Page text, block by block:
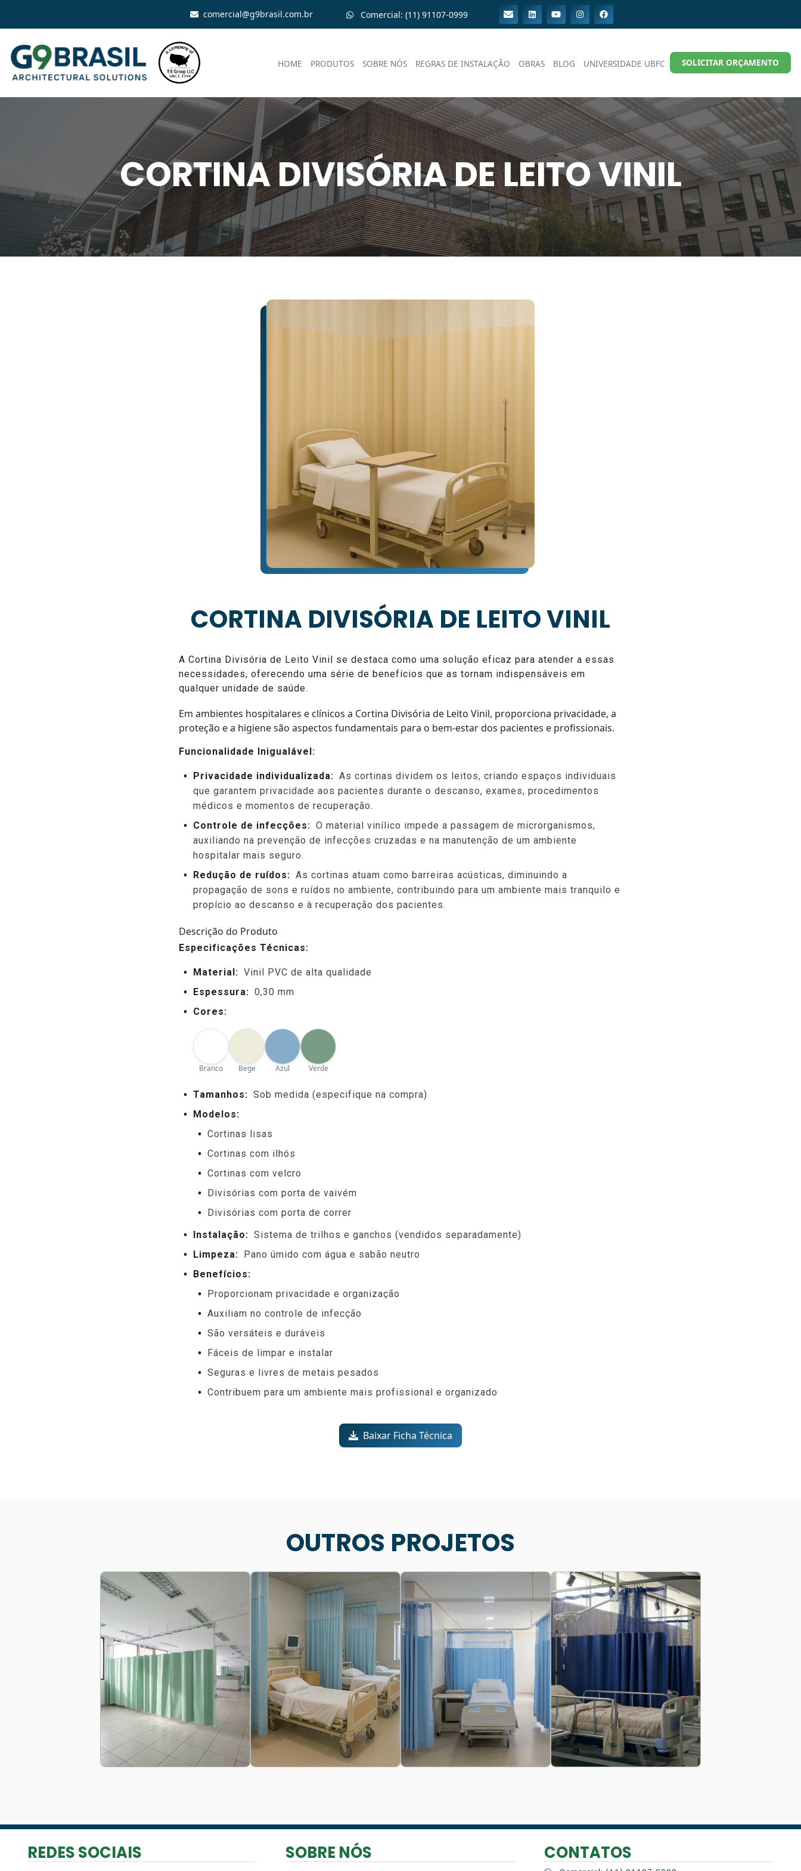
comercial@g9brasil.com.br Comercial: (11) 91107-0999
HOME PRODUTOS SOBRE NÓS REGRAS DE INSTALAÇÃO OBRAS BLOG UNIVERSIDADE UBFC SOLICITAR ORÇAMENTO
CORTINA DIVISÓRIA DE LEITO VINIL
CORTINA DIVISÓRIA DE LEITO VINIL
A Cortina Divisória de Leito Vinil se destaca como uma solução eficaz para atender a essas
necessidades, oferecendo uma série de benefícios que as tornam indispensáveis em
qualquer unidade de saúde.
Em ambientes hospitalares e clínicos a Cortina Divisória de Leito Vinil, proporciona privacidade, a
proteção e a higiene são aspectos fundamentais para o bem-estar dos pacientes e profissionais.
Funcionalidade Inigualável:
Privacidade individualizada: As cortinas dividem os leitos, criando espaços individuais
que garantem privacidade aos pacientes durante o descanso, exames, procedimentos
médicos e momentos de recuperação.
Controle de infecções: O material vinílico impede a passagem de microrganismos,
auxiliando na prevenção de infecções cruzadas e na manutenção de um ambiente
hospitalar mais seguro.
Redução de ruídos: As cortinas atuam como barreiras acústicas, diminuindo a
propagação de sons e ruídos no ambiente, contribuindo para um ambiente mais tranquilo e
propício ao descanso e à recuperação dos pacientes.
Descrição do Produto
Especificações Técnicas:
Material: Vinil PVC de alta qualidade
Espessura: 0,30 mm
Cores:
Branco Bege Azul Verde
Tamanhos: Sob medida (especifique na compra)
Modelos:
Cortinas lisas
Cortinas com ilhós
Cortinas com velcro
Divisórias com porta de vaivém
Divisórias com porta de correr
Instalação: Sistema de trilhos e ganchos (vendidos separadamente)
Limpeza: Pano úmido com água e sabão neutro
Benefícios:
Proporcionam privacidade e organização
Auxiliam no controle de infecção
São versáteis e duráveis
Fáceis de limpar e instalar
Seguras e livres de metais pesados
Contribuem para um ambiente mais profissional e organizado
Baixar Ficha Técnica
OUTROS PROJETOS
REDES SOCIAIS SOBRE NÓS CONTATOS